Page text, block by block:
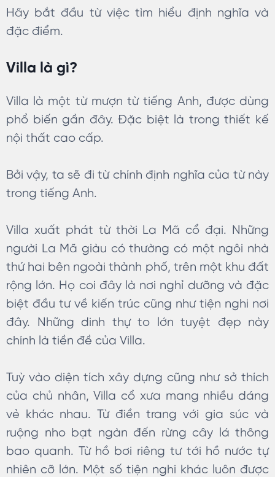
Hãy bắt đầu từ việc tìm hiểu định nghĩa và
đặc điểm.
Villa là gì?
Villa là một từ mượn từ tiếng Anh, được dùng
phổ biến gần đây. Đặc biệt là trong thiết kế
nội thất cao cấp.
Bởi vậy, ta sẽ đi từ chính định nghĩa của từ này
trong tiếng Anh.
Villa xuất phát từ thời La Mã cổ đại. Những
người La Mã giàu có thường có một ngôi nhà
thứ hai bên ngoài thành phố, trên một khu đất
rộng lớn. Họ coi đây là nơi nghỉ dưỡng và đặc
biệt đầu tư về kiến trúc cũng như tiện nghi nơi
đây. Những dinh thự to lớn tuyệt đẹp này
chính là tiền đề của Villa.
Tuỳ vào diện tích xây dựng cũng như sở thích
của chủ nhân, Villa cổ xưa mang nhiều dáng
vẻ khác nhau. Từ điền trang với gia súc và
ruộng nho bạt ngàn đến rừng cây lá thông
bao quanh. Từ hồ bơi riêng tư tới hồ nước tự
nhiên cỡ lớn. Một số tiện nghi khác luôn được